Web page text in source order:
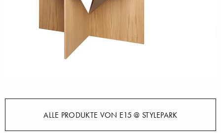
ALLE PRODUKTE VON E15 @ STYLEPARK